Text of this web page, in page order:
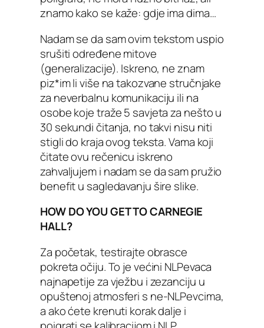
znamo kako se kaže: gdje ima dima…
Nadam se da sam ovim tekstom uspio
srušiti određene mitove
(generalizacije). Iskreno, ne znam
piz*im li više na takozvane stručnjake
za neverbalnu komunikaciju ili na
osobe koje traže 5 savjeta za nešto u
30 sekundi čitanja, no takvi nisu niti
stigli do kraja ovog teksta. Vama koji
čitate ovu rečenicu iskreno
zahvaljujem i nadam se da sam pružio
benefit u sagledavanju šire slike.
HOW DO YOU GET TO CARNEGIE
HALL?
Za početak, testirajte obrasce
pokreta očiju. To je većini NLPevaca
najnapetije za vježbu i zezanciju u
opuštenoj atmosferi s ne-NLPevcima,
a ako ćete krenuti korak dalje i